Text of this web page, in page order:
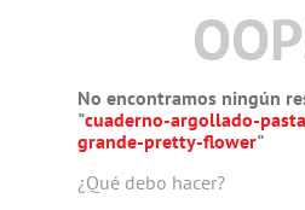
No encontramos ningún
"cuaderno-argollado-
grande-pretty-flower"
¿Qué debo hacer?